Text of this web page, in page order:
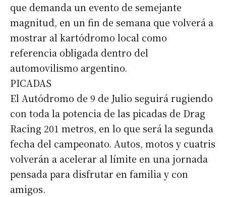
que demanda un evento de semejante
magnitud, en un fin de semana que volverá a
mostrar al kartódromo local como
referencia obligada dentro del
automovilismo argentino.
PICADAS
El Autódromo de 9 de Julio seguirá rugiendo
con toda la potencia de las picadas de Drag
Racing 201 metros, en lo que será la segunda
fecha del campeonato. Autos, motos y cuatris
volverán a acelerar al límite en una jornada
pensada para disfrutar en familia y con
amigos.